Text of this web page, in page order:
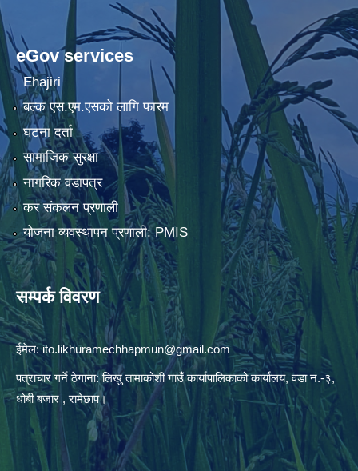
eGov services
Ehajiri
बल्क एस.एम.एसको लागि फारम
घटना दर्ता
सामाजिक सुरक्षा
नागरिक वडापत्र
कर संकलन प्रणाली
योजना व्यवस्थापन प्रणाली: PMIS
सम्पर्क विवरण
ईमेल:ito.likhuramechhapmun@gmail.com
पत्राचार गर्ने ठेगाना: लिखु तामाकोशी गाउँ कार्यापालिकाको कार्यालय, वडा नं.-३,
धोबी बजार , रामेछाप।